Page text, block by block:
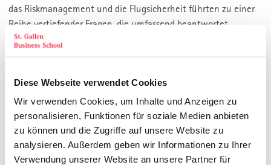
Diese Webseite verwendet Cookies
Wir verwenden Cookies, um Inhalte und Anzeigen zu
personalisieren, Funktionen für soziale Medien anbieten
zu können und die Zugriffe auf unsere Website zu
analysieren. Außerdem geben wir Informationen zu Ihrer
Verwendung unserer Website an unsere Partner für
das Riskmanagement und die Flugsicherheit führten zu einer
Reihe vertiefender Fragen, die umfassend beantwortet
wurden.
Abgerundet wurden die interessanten Eindrücke durch einen
Lerntransfer in die eigene Führungspraxis und der
Kurzvorstellung der bereits 8. Auflage und 20-jährigen
Jubiläumsausgabe „Das Konzept Integriertes Management“
von Prof. Dr. Dres. h.c. Knut Bleicher durch Dr. Christian